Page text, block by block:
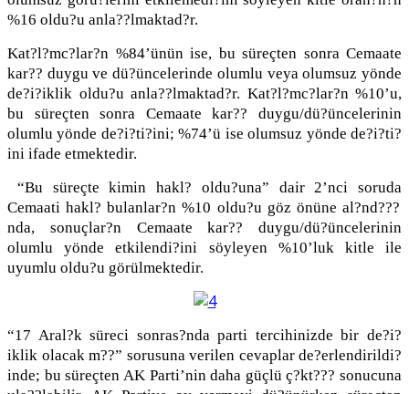
%16 oldu?u anla??lmaktad?r.
Kat?l?mc?lar?n %84’ünün ise, bu süreçten sonra Cemaate
kar?? duygu ve dü?üncelerinde olumlu veya olumsuz yönde
de?i?iklik oldu?u anla??lmaktad?r. Kat?l?mc?lar?n %10’u,
bu süreçten sonra Cemaate kar?? duygu/dü?üncelerinin
olumlu yönde de?i?ti?ini; %74’ü ise olumsuz yönde de?i?ti?
ini ifade etmektedir.
“Bu süreçte kimin hakl? oldu?una” dair 2’nci soruda
Cemaati hakl? bulanlar?n %10 oldu?u göz önüne al?nd???
nda, sonuçlar?n Cemaate kar?? duygu/dü?üncelerinin
olumlu yönde etkilendi?ini söyleyen %10’luk kitle ile
uyumlu oldu?u görülmektedir.
“17 Aral?k süreci sonras?nda parti tercihinizde bir de?i?
iklik olacak m??” sorusuna verilen cevaplar de?erlendirildi?
inde; bu süreçten AK Parti’nin daha güçlü ç?kt??? sonucuna